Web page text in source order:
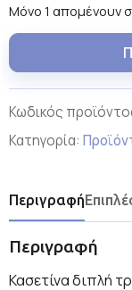
Μόνο 1 απομένουν
Κωδικός
Κατηγορία:
Περιγραφή
Περιγραφή
Κασετίνα διπλή